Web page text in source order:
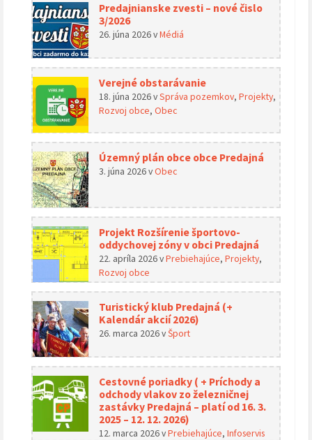
Predajnianske zvesti – nové čislo
3/2026
26. júna 2026vMédiá
Verejné obstarávanie
18. júna 2026vSpráva pozemkov, Projekty,
Rozvoj obce, Obec
Územný plán obce obce Predajná
3. júna 2026vObec
Projekt Rozšírenie športovo-
oddychovej zóny v obci Predajná
22. apríla 2026vPrebiehajúce, Projekty,
Rozvoj obce
Turistický klub Predajná (+
Kalendár akcií 2026)
26. marca 2026vŠport
Cestovné poriadky ( + Príchody a
odchody vlakov zo železničnej
zastávky Predajná – platí od 16. 3.
2025 – 12. 12. 2026)
12. marca 2026vPrebiehajúce, Infoservis